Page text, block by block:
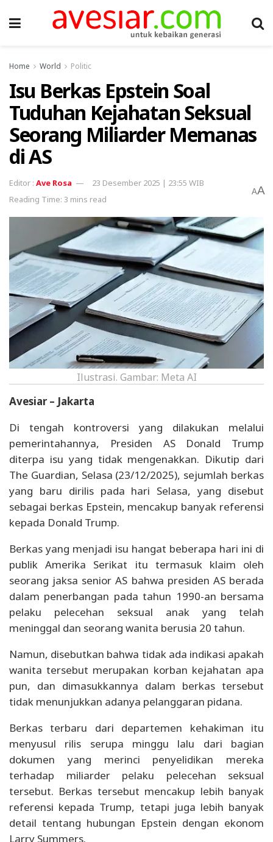
Home World Politic
Isu Berkas Epstein Soal
Tuduhan Kejahatan Seksual
Seorang Miliarder Memanas
di AS
Ave Rosa
23 Desember 2025 | 23:55 WIB
Reading Time: 3 mins read
AA
Ilustrasi. Gambar: Meta AI
Avesiar – Jakarta
Di tengah kontroversi yang dilakukan melalui
pemerintahannya, Presiden AS Donald Trump
diterpa isu yang tidak mengenakkan. Dikutip dari
The Guardian, Selasa (23/12/2025), sejumlah berkas
yang baru dirilis pada hari Selasa, yang disebut
sebagai berkas Epstein, mencakup banyak referensi
kepada Donald Trump.
Berkas yang menjadi isu hangat beberapa hari ini di
publik Amerika Serikat itu termasuk klaim oleh
seorang jaksa senior AS bahwa presiden AS berada
dalam penerbangan pada tahun 1990-an bersama
pelaku pelecehan seksual anak yang telah
meninggal dan seorang wanita berusia 20 tahun.
Namun, disebutkan bahwa tidak ada indikasi apakah
wanita tersebut merupakan korban kejahatan apa
pun, dan dimasukkannya dalam berkas tersebut
tidak menunjukkan adanya pelanggaran pidana.
Berkas terbaru dari departemen kehakiman itu
menyusul rilis serupa minggu lalu dari bagian
dokumen yang merinci penyelidikan mereka
terhadap miliarder pelaku pelecehan seksual
tersebut. Berkas tersebut mencakup lebih banyak
referensi kepada Trump, tetapi juga lebih banyak
detail tentang hubungan Epstein dengan ekonom
Larry Summers.